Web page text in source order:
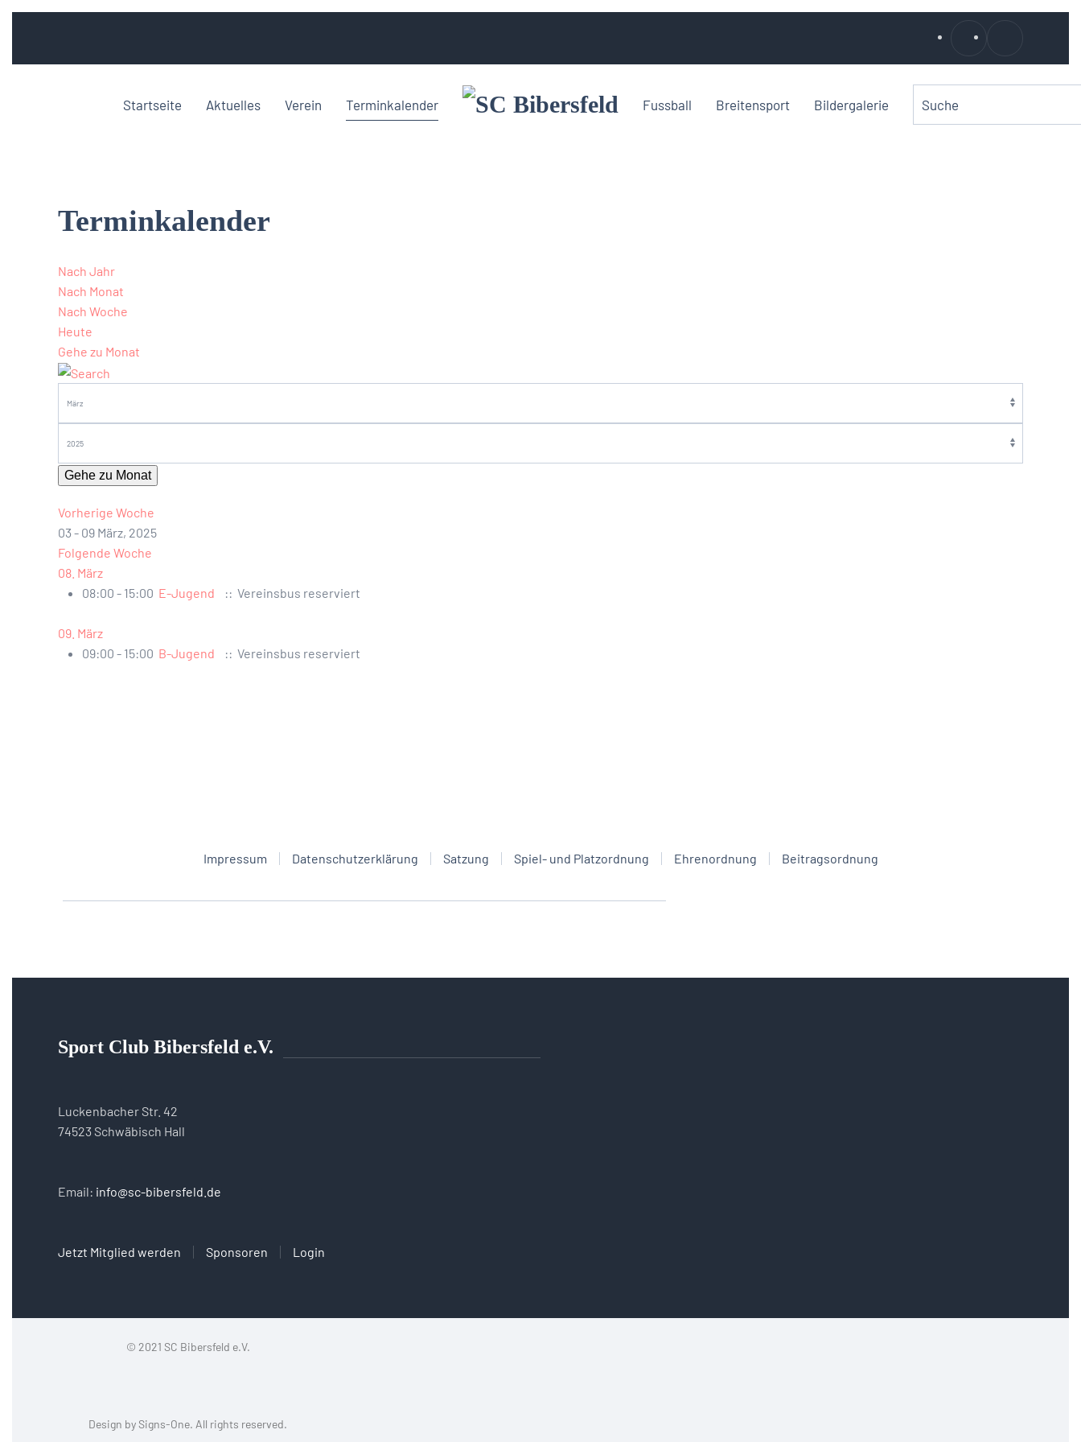
Startseite Aktuelles Verein Terminkalender Fussball Breitensport Bildergalerie
Terminkalender
Nach Jahr
Nach Monat
Nach Woche
Heute
Gehe zu Monat
Gehe zu Monat
Vorherige Woche
03 - 09 März, 2025
Folgende Woche
08. März
08:00 - 15:00 E-Jugend :: Vereinsbus reserviert
09. März
09:00 - 15:00 B-Jugend :: Vereinsbus reserviert
Impressum Datenschutzerklärung Satzung Spiel- und Platzordnung Ehrenordnung Beitragsordnung
Sport Club Bibersfeld e.V.
Luckenbacher Str. 42
74523 Schwäbisch Hall
Email: info@sc-bibersfeld.de
Jetzt Mitglied werden Sponsoren Login
© 2021 SC Bibersfeld e.V.
Design bySigns-One. All rights reserved.